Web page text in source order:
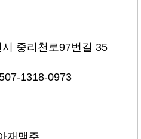
중리천로97번길 35
1318-0973
재맥주